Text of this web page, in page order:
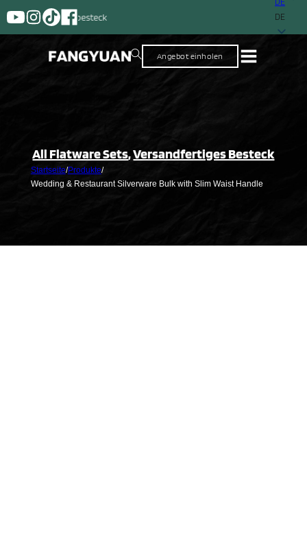
Ein Lieferant mitDE
Angebot einholen
All Flatware Sets,Versandfertiges Besteck
Startseite/Produkte/
Wedding & Restaurant Silverware Bulk with Slim Waist Handle